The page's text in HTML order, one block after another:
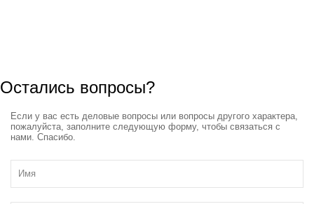
Остались вопросы?
Если у вас есть деловые вопросы или вопросы другого характера,
пожалуйста, заполните следующую форму, чтобы связаться с
нами. Спасибо.